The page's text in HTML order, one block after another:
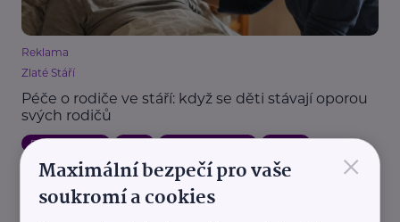
Reklama
Zlaté Stáří
Péče o rodiče ve stáří: když se děti stávají oporou
svých rodičů
Babička a děda
Zajímavost ×
Maximální bezpečí pro vaše
soukromí a cookies